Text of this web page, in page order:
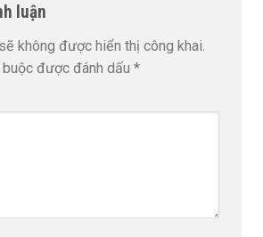
luận
không được hiển thị công khai.
được đánh dấu *